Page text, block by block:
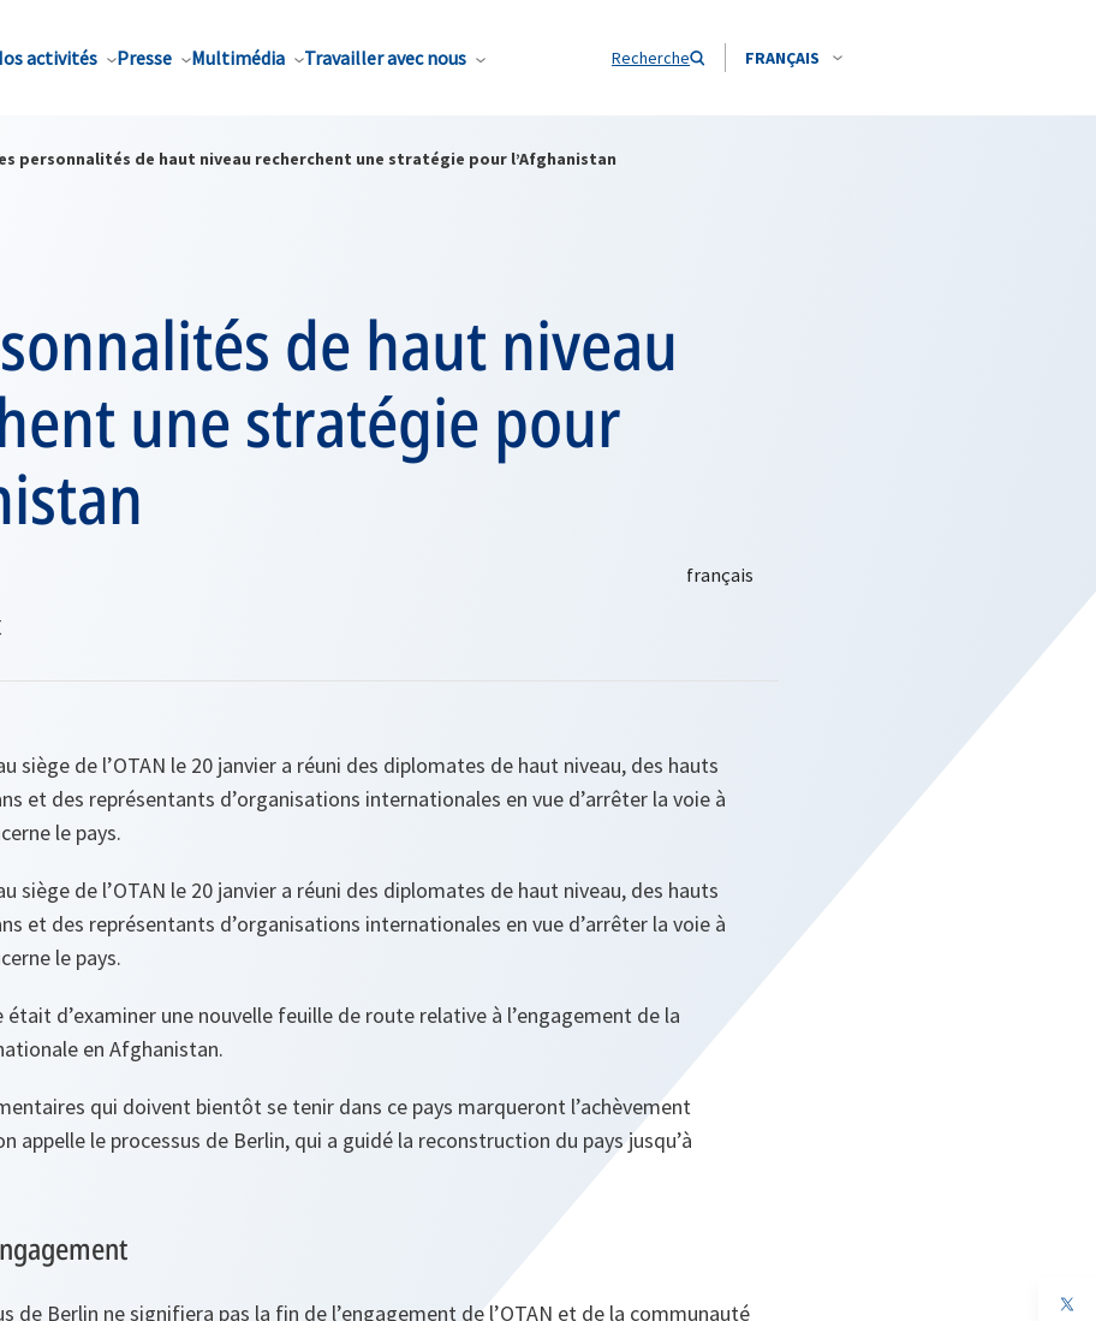
activités Presse Multimédia Travailler avec nous Recherche FRANÇAIS
personnalités de haut niveau recherchent une stratégie pour l’Afghanistan
de haut niveau
une stratégie pour
siège de l’OTAN le 20 janvier a réuni des diplomates de haut niveau, des hauts
et des représentants d’organisations internationales en vue d’arrêter la voie à
le pays.
siège de l’OTAN le 20 janvier a réuni des diplomates de haut niveau, des hauts
et des représentants d’organisations internationales en vue d’arrêter la voie à
le pays.
était d’examiner une nouvelle feuille de route relative à l’engagement de la
en Afghanistan.
qui doivent bientôt se tenir dans ce pays marqueront l’achèvement
appelle le processus de Berlin, qui a guidé la reconstruction du pays jusqu’à
de Berlin ne signifiera pas la fin de l’engagement de l’OTAN et de la communauté